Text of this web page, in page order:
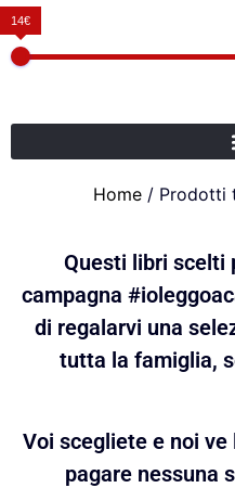
14€
Home/ Prodotti
Questi libri scelti
campagna
di regalarvi una
tutta la famiglia,
Voi scegliete e noi
pagare nessuna